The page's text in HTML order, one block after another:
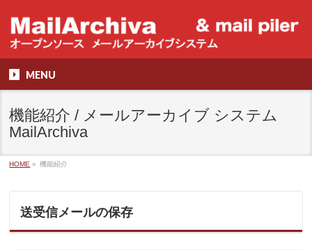
MENU
機能紹介 / メールアーカイブ システム
MailArchiva
HOME » 機能紹介
送受信メールの保存